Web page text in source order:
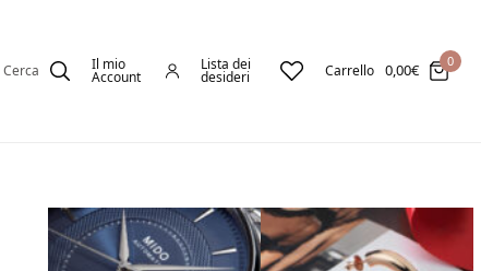
Cerca Il mio
Account
Lista dei
desideri Carrello 0,00€ 0